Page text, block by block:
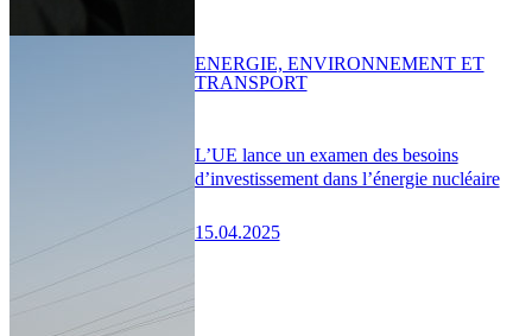
L’UE lance un examen des besoins
d’investissement dans l’énergie nucléaire
15.04.2025
ENERGIE, ENVIRONNEMENT ET
TRANSPORT